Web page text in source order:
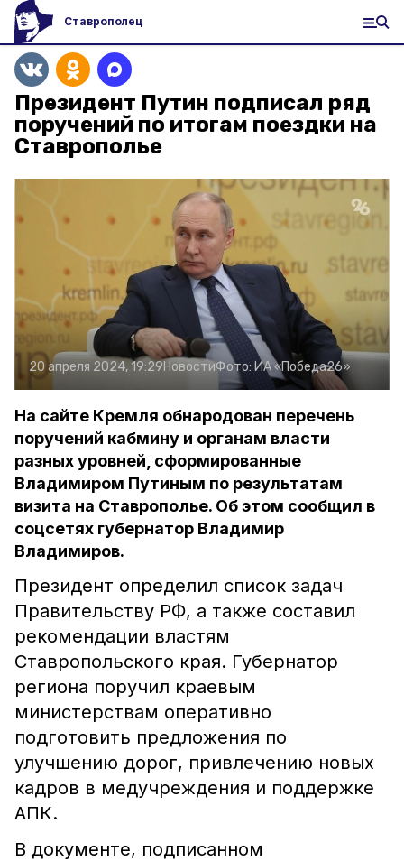
Ставрополец
Президент Путин подписал ряд
поручений по итогам поездки на
Ставрополье
20 апреля 2024, 19:29НовостиФото: ИА «Победа26»
На сайте Кремля обнародован перечень
поручений кабмину и органам власти
разных уровней, сформированные
Владимиром Путиным по результатам
визита на Ставрополье. Об этом сообщил в
соцсетях губернатор Владимир
Владимиров.
Президент определил список задач
Правительству РФ, а также составил
рекомендации властям
Ставропольского края. Губернатор
региона поручил краевым
министерствам оперативно
подготовить предложения по
улучшению дорог, привлечению новых
кадров в медучреждения и поддержке
АПК.
В документе, подписанном